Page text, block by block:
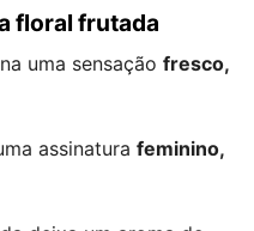
floral frutada
uma sensação fresco,
assinatura feminino,